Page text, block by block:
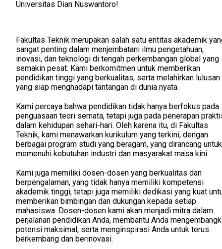
Universitas Dian Nuswantoro!
Fakultas Teknik merupakan salah satu entitas akademik
sangat penting dalam menjembatani ilmu pengetahuan,
inovasi, dan teknologi di tengah perkembangan global yang
semakin pesat. Kami berkomitmen untuk memberikan
pendidikan tinggi yang berkualitas, serta melahirkan lulusan
yang siap menghadapi tantangan di dunia nyata.
Kami percaya bahwa pendidikan tidak hanya berfokus pada
penguasaan teori semata, tetapi juga pada penerapan
dalam kehidupan sehari-hari. Oleh karena itu, di Fakultas
Teknik, kami menawarkan kurikulum yang terkini, dengan
berbagai program studi yang beragam, yang dirancang untuk
memenuhi kebutuhan industri dan masyarakat masa kini.
Kami juga memiliki dosen-dosen yang berkualitas dan
berpengalaman, yang tidak hanya memiliki kompetensi
akademik tinggi, tetapi juga memiliki dedikasi yang kuat
memberikan bimbingan dan dukungan kepada setiap
mahasiswa. Dosen-dosen kami akan menjadi mitra dalam
perjalanan pendidikan Anda, membantu Anda
potensi maksimal, serta menginspirasi Anda untuk terus
berkembang dan berinovasi.